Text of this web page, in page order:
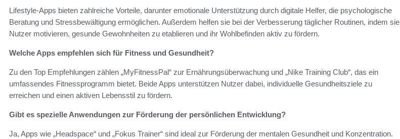
Lifestyle-Apps bieten zahlreiche Vorteile, darunter emotionale Unterstützung durch digitale Helfer, die psychologische
Beratung und Stressbewältigung ermöglichen. Außerdem helfen sie bei der Verbesserung täglicher Routinen, indem sie
Nutzer motivieren, gesunde Gewohnheiten zu etablieren und ihr Wohlbefinden aktiv zu fördern.
Welche Apps empfehlen sich für Fitness und Gesundheit?
Zu den Top Empfehlungen zählen „MyFitnessPal“ zur Ernährungsüberwachung und „Nike Training Club“, das ein
umfassendes Fitnessprogramm bietet. Beide Apps unterstützen Nutzer dabei, individuelle Gesundheitsziele zu
erreichen und einen aktiven Lebensstil zu fördern.
Gibt es spezielle Anwendungen zur Förderung der persönlichen Entwicklung?
Ja, Apps wie „Headspace“ und „Fokus Trainer“ sind ideal zur Förderung der mentalen Gesundheit und Konzentration.